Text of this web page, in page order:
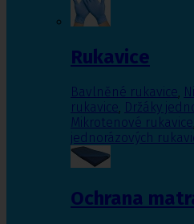
Rukavice
Bavlněné rukavice,
rukavice, Držáky
Mikrotenové rukavice
jednorázových
Ochrana